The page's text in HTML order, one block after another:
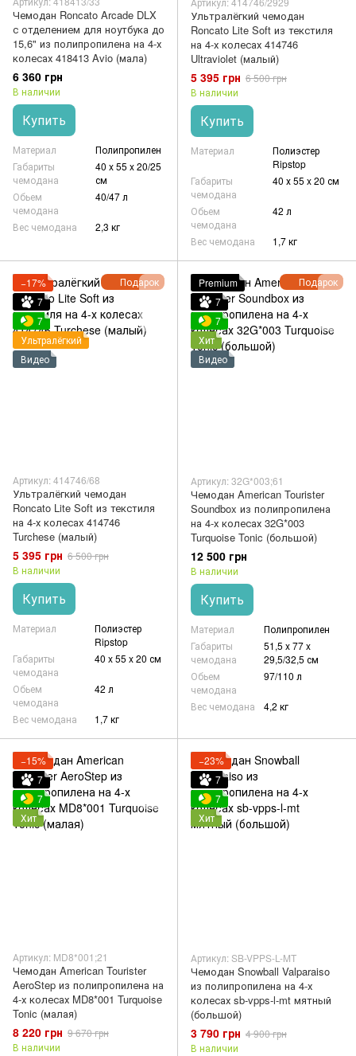
Чемодан Roncato Arcade DLX
с отделением для ноутбука до
15,6" из полипропилена на 4-х
колесах 418413 Avio (мала)
6 360 грн
В наличии
Купить
Материал
Полипропилен
Габариты
чемодана
40 x 55 x 20/25
см
Обьем
чемодана
40/47 л
Вес чемодана 2,3 кг
Ультралёгкий чемодан
Roncato Lite Soft из текстиля
на 4-х колесах 414746
Ultraviolet (малый)
5 395 грн 6 500 грн
В наличии
Купить
Материал
Полиэстер
Ripstop
Габариты
чемодана
40 х 55 x 20 см
Обьем
чемодана
42 л
Вес чемодана 1,7 кг
Подарок
−17%
7
7
Ультралёгкий
Видео
Артикул: 414746/68
Ультралёгкий чемодан
Roncato Lite Soft из текстиля
на 4-х колесах 414746
Turchese (малый)
5 395 грн 6 500 грн
В наличии
Купить
Материал
Полиэстер
Ripstop
Габариты
чемодана
40 x 55 x 20 см
Обьем
чемодана
42 л
Вес чемодана 1,7 кг
Подарок
Premium
7
7
Хит
Видео
Артикул: 32G*003;61
Чемодан American Tourister
Soundbox из полипропилена
на 4-х колесах 32G*003
Turquoise Tonic (большой)
12 500 грн
В наличии
Купить
Материал
Полипропилен
Габариты
чемодана
51,5 x 77 x
29,5/32,5 см
Обьем
чемодана
97/110 л
Вес чемодана 4,2 кг
−15%
7
7
Хит
Артикул: MD8*001;21
Чемодан American Tourister
AeroStep из полипропилена на
4-х колесах MD8*001 Turquoise
Tonic (малая)
8 220 грн 9 670 грн
В наличии
−23%
7
7
Хит
Артикул: SB-VPPS-L-MT
Чемодан Snowball Valparaiso
из полипропилена на 4-х
колесах sb-vpps-l-mt мятный
(большой)
3 790 грн 4 900 грн
В наличии